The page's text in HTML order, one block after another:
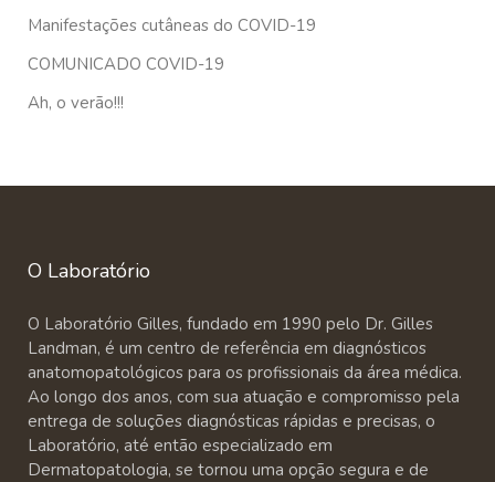
Manifestações cutâneas do COVID-19
COMUNICADO COVID-19
Ah, o verão!!!
O Laboratório
O Laboratório Gilles, fundado em 1990 pelo Dr. Gilles
Landman, é um centro de referência em diagnósticos
anatomopatológicos para os profissionais da área médica.
Ao longo dos anos, com sua atuação e compromisso pela
entrega de soluções diagnósticas rápidas e precisas, o
Laboratório, até então especializado em
Dermatopatologia, se tornou uma opção segura e de